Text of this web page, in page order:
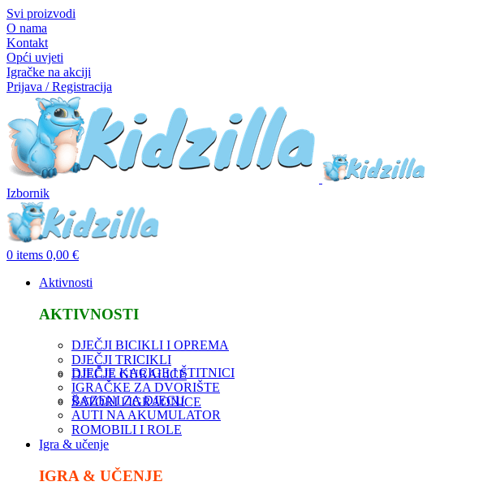
Svi proizvodi
O nama
Kontakt
Opći uvjeti
Igračke na akciji
Prijava / Registracija
Izbornik
0 items 0,00 €
Aktivnosti
AKTIVNOSTI
DJEČJI BICIKLI I OPREMA
DJEČJI TRICIKLI
DJEČJE GURALICE
DJEČJE KACIGE I ŠTITNICI
IGRAČKE ZA DVORIŠTE
ŠATORI I IGRAONICE
BAZENI ZA DJECU
AUTI NA AKUMULATOR
ROMOBILI I ROLE
Igra & učenje
IGRA & UČENJE